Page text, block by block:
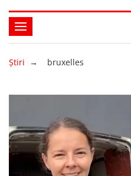
Ştiri → bruxelles